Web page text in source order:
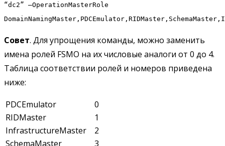
“dc2” –OperationMasterRole
Совет. Для упрощения команды, можно заменить
имена ролей FSMO на их числовые аналоги от 0 до 4.
Таблица соответствии ролей и номеров приведена
ниже:
PDCEmulator
0
RIDMaster
1
InfrastructureMaster
2
SchemaMaster
3